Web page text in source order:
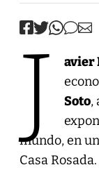
J avier
Soto,
mundo, en
Casa Rosada.